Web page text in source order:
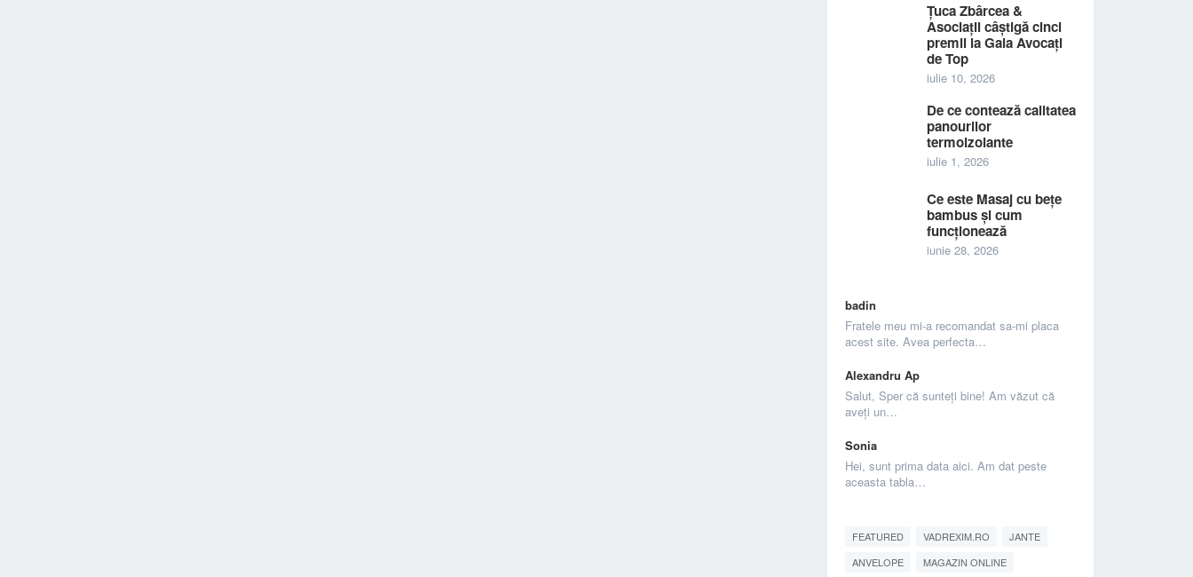
Țuca Zbârcea &
Asociații câștigă cinci
premii la Gala Avocați
de Top
iulie 10, 2026
De ce contează calitatea
panourilor
termoizolante
iulie 1, 2026
Ce este Masaj cu bețe
bambus și cum
funcționează
iunie 28, 2026
badin
Fratele meu mi-a recomandat sa-mi placa
acest site. Avea perfecta…
Alexandru Ap
Salut, Sper că sunteți bine! Am văzut că
aveți un…
Sonia
Hei, sunt prima data aici. Am dat peste
aceasta tabla…
FEATURED VADREXIM.RO
JANTE
ANVELOPE
MAGAZIN ONLINE